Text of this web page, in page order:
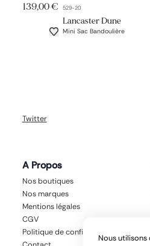
139,00 € 529-20
Lancaster Dune
Mini Sac Bandoulière
Twitter
A Propos
Nos boutiques
Nos marques
Mentions légales
CGV
Politique de confidentialité
Nous